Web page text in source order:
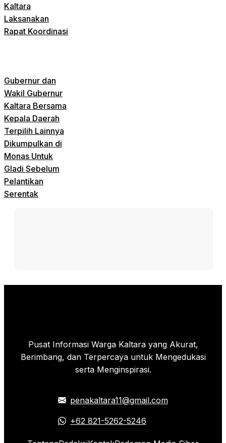
Kaltara
Laksanakan
Rapat Koordinasi
Gubernur dan
Wakil Gubernur
Kaltara Bersama
Kepala Daerah
Terpilih Lainnya
Dikumpulkan di
Monas Untuk
Gladi Sebelum
Pelantikan
Serentak
Pusat Informasi Warga Kaltara yang Akurat,
Berimbang, dan Terpercaya untuk Mengedukasi
serta Menginspirasi.
penakaltara11@gmail.com
+62 821-5262-5246